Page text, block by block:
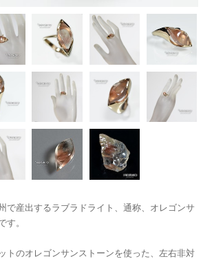
で産出するラブラドライト、通称、オレゴンサ
す。
トのオレゴンサンストーンを使った、左右非対